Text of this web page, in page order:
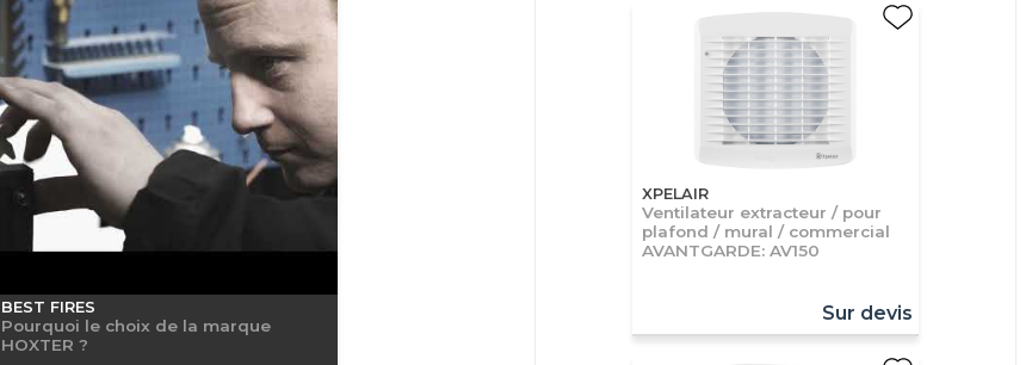
BEST FIRES
Pourquoi le choix de la marque
HOXTER ?
XPELAIR
Ventilateur extracteur / pour
plafond / mural / commercial
AVANTGARDE: AV150
Sur devis